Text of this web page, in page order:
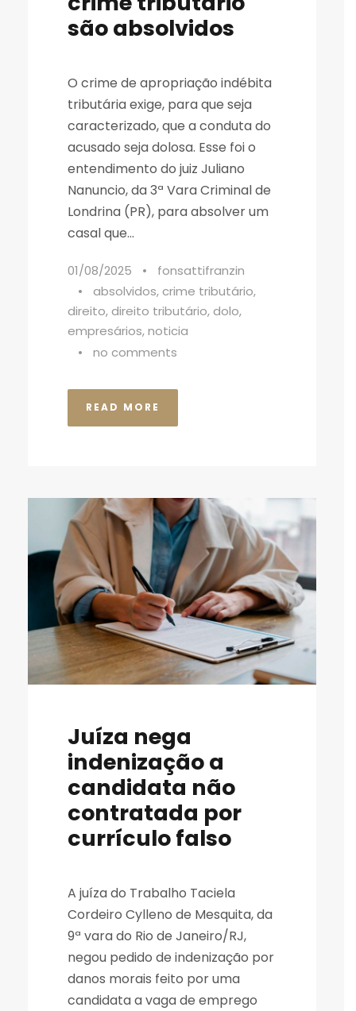
são absolvidos
O crime de apropriação indébita
tributária exige, para que seja
caracterizado, que a conduta do
acusado seja dolosa. Esse foi o
entendimento do juiz Juliano
Nanuncio, da 3ª Vara Criminal de
Londrina (PR), para absolver um
casal que...
01/08/2025 •
fonsattifranzin
•
absolvidos,crime tributário,
direito,direito tributário,dolo,
empresários,noticia
•
no comments
READ MORE
Juíza nega
indenização a
candidata não
contratada por
currículo falso
A juíza do Trabalho Taciela
Cordeiro Cylleno de Mesquita, da
9ª vara do Rio de Janeiro/RJ,
negou pedido de indenização por
danos morais feito por uma
candidata a vaga de emprego